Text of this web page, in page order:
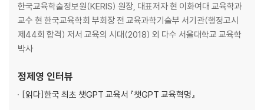
1 체험 학습 244
2 프로젝트 기반 학습 258
3 엑소플래닛 프로젝트 262
5 초학문적 역사 블로그 269
6 변화에 영향을 미치는 학습 276
한국교육학술정보원(KERIS) 원장, 대표저자 현 이화여대 교육학과
교수 현 한국교육학회 부회장 전 교육과학기술부 서기관(행정고시
제44회 합격) 저서 교육의 시대(2018) 외 다수 서울대학교 교육학
박사
정제영 인터뷰
[읽다]한국 최초 챗GPT 교육서 『챗GPT 교육혁명』